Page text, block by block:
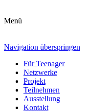
Menü
Navigation überspringen
Für Teenager
Netzwerke
Projekt
Teilnehmen
Ausstellung
Kontakt